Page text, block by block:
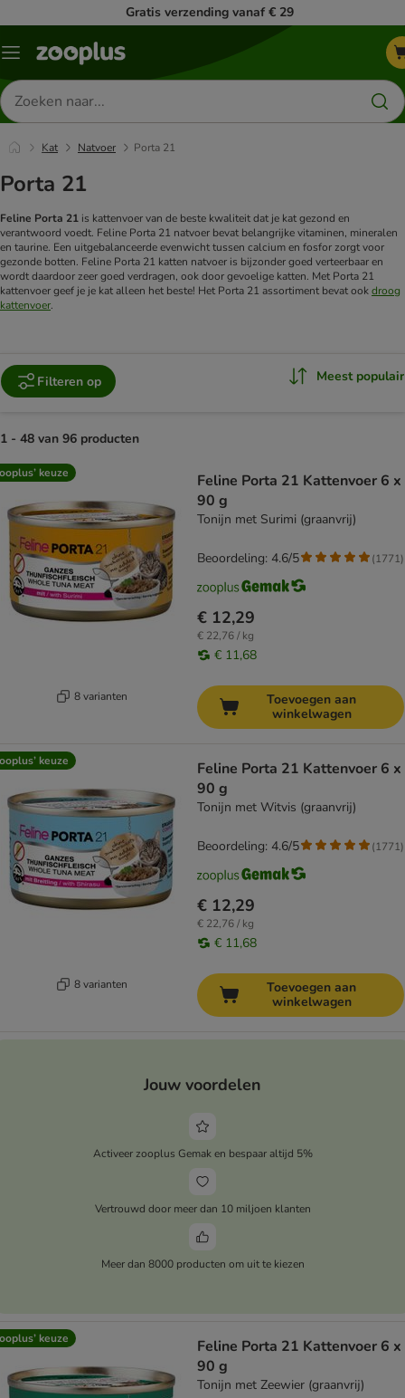
Gratis verzending vanaf € 29
Menu
Zoeken
naar
producten
Kat Natvoer Porta 21
Porta 21
Feline Porta 21 is kattenvoer van de beste kwaliteit dat je kat gezond en
verantwoord voedt. Feline Porta 21 natvoer bevat belangrijke vitaminen, mineralen
en taurine. Een uitgebalanceerde evenwicht tussen calcium en fosfor zorgt voor
gezonde botten. Feline Porta 21 katten natvoer is bijzonder goed verteerbaar en
wordt daardoor zeer goed verdragen, ook door gevoelige katten. Met Porta 21
kattenvoer geef je je kat alleen het beste! Het Porta 21 assortiment bevat ookdroog
kattenvoer.
Filteren op Meest populair
1 - 48 van 96 producten
product items have been changed
keuze
8 varianten
Feline Porta 21 Kattenvoer 6 x
90 g
Tonijn met Surimi (graanvrij)
€ 12,29
€ 22,76 / kg
€ 11,68
Beoordeling: 4.6/5 (1771)
Toevoegen aan
winkelwagen
keuze
8 varianten
Feline Porta 21 Kattenvoer 6 x
90 g
Tonijn met Witvis (graanvrij)
€ 12,29
€ 22,76 / kg
€ 11,68
Beoordeling: 4.6/5 (1771)
Toevoegen aan
winkelwagen
Jouw voordelen
Activeer zooplus Gemak en bespaar altijd 5%
Vertrouwd door meer dan 10 miljoen klanten
Meer dan 8000 producten om uit te kiezen
keuze
Feline Porta 21 Kattenvoer 6 x
90 g
Tonijn met Zeewier (graanvrij)